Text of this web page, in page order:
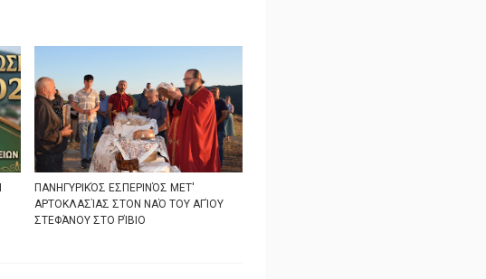
ΠΑΝΗΓΥΡΙΚΌΣ ΕΣΠΕΡΙΝΌΣ ΜΕΤ'
ΑΡΤΟΚΛΑΣΊΑΣ ΣΤΟΝ ΝΑΌ ΤΟΥ ΑΓΊΟΥ
ΣΤΕΦΆΝΟΥ ΣΤΟ ΡΊΒΙΟ